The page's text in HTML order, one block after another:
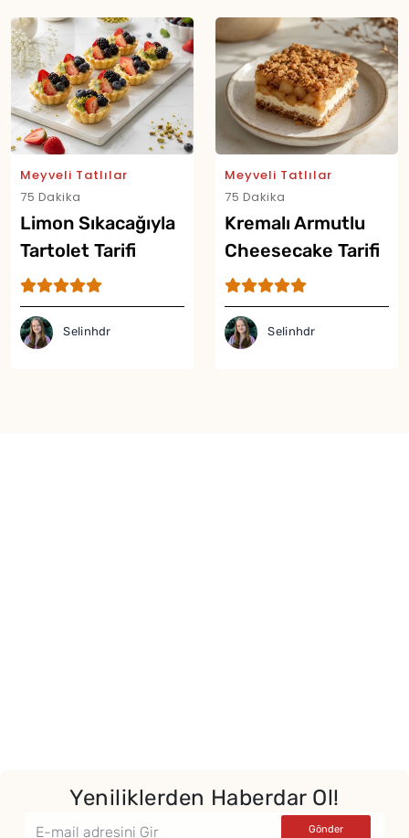
Meyveli Tatlılar
75 Dakika
Limon Sıkacağıyla
Tartolet Tarifi
Selinhdr
Meyveli Tatlılar
75 Dakika
Kremalı Armutlu
Cheesecake Tarifi
Selinhdr
Yeniliklerden Haberdar Ol!